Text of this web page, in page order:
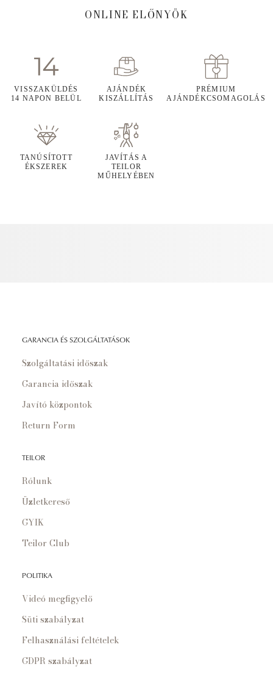
ONLINE ELŐNYÖK
VISSZAKÜLDÉS
14 NAPON BELÜL
AJÁNDÉK
KISZÁLLÍTÁS
PRÉMIUM
AJÁNDÉKCSOMAGOLÁS
TANÚSÍTOTT
ÉKSZEREK
JAVÍTÁS A
TEILOR
MŰHELYÉBEN
GARANCIA ÉS SZOLGÁLTATÁSOK
Szolgáltatási időszak
Garancia időszak
Javító központok
Return Form
TEILOR
Rólunk
Üzletkereső
GYIK
Teilor Club
POLITIKA
Videó megfigyelő
Süti szabályzat
Felhasználási feltételek
GDPR szabályzat